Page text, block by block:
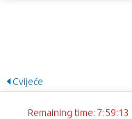
Cvijeće
Remaining time: 7:59:13